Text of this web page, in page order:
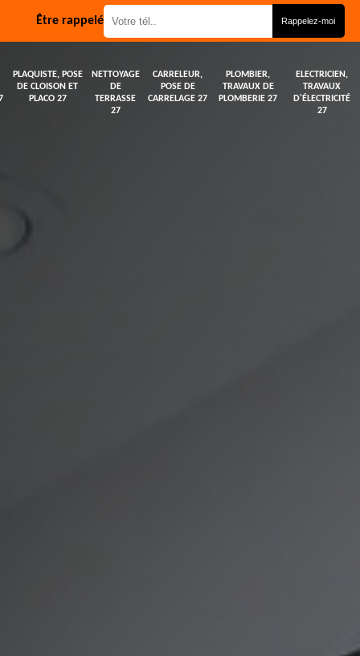
Être rappelé
PLAQUISTE, POSE
DE CLOISON ET
PLACO 27
NETTOYAGE
DE
TERRASSE
27
CARRELEUR,
POSE DE
CARRELAGE 27
PLOMBIER,
TRAVAUX DE
PLOMBERIE 27
ELECTRICIEN,
TRAVAUX
D'ÉLECTRICITÉ
27